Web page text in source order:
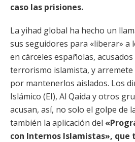
caso las prisiones.
La yihad global ha hecho un
sus seguidores para «liberar» a
en cárceles españolas,
terrorismo islamista, y
por mantenerlos aislados. Los
Islámico (EI), Al Qaida y otros
acusan, así, no solo el golpe de
también la aplicación del
con Internos Islamistas»,